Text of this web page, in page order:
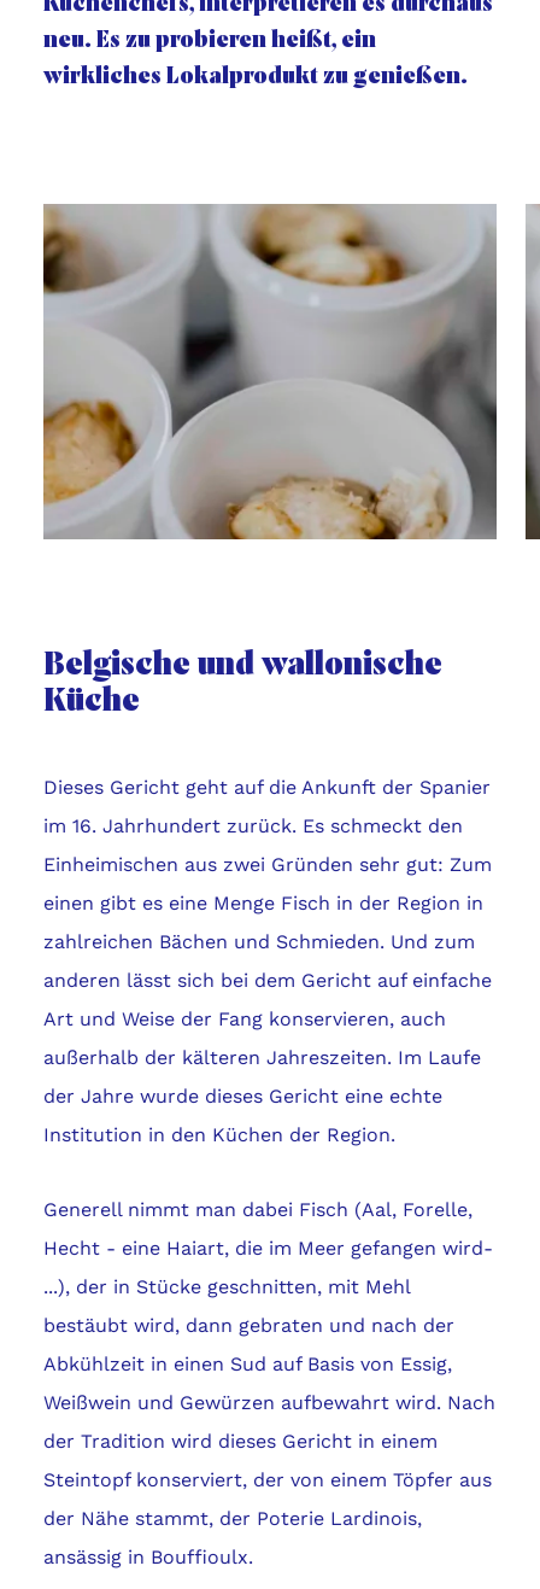
neu. Es zu probieren heißt, ein
wirkliches Lokalprodukt zu genießen.
Galerie
Belgische und wallonische
Küche
Dieses Gericht geht auf die Ankunft der Spanier
im 16. Jahrhundert zurück. Es schmeckt den
Einheimischen aus zwei Gründen sehr gut: Zum
einen gibt es eine Menge Fisch in der Region in
zahlreichen Bächen und Schmieden. Und zum
anderen lässt sich bei dem Gericht auf einfache
Art und Weise der Fang konservieren, auch
außerhalb der kälteren Jahreszeiten. Im Laufe
der Jahre wurde dieses Gericht eine echte
Institution in den Küchen der Region.
Generell nimmt man dabei Fisch (Aal, Forelle,
Hecht - eine Haiart, die im Meer gefangen wird-
...), der in Stücke geschnitten, mit Mehl
bestäubt wird, dann gebraten und nach der
Abkühlzeit in einen Sud auf Basis von Essig,
Weißwein und Gewürzen aufbewahrt wird. Nach
der Tradition wird dieses Gericht in einem
Steintopf konserviert, der von einem Töpfer aus
der Nähe stammt, der Poterie Lardinois,
ansässig in Bouffioulx.